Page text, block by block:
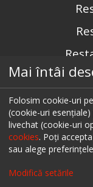
Mai întâi
Folosim cookie-uri
(cookie-uri
livechat (cookie-uri
cookies. Poți
sau alege
Modifică setările